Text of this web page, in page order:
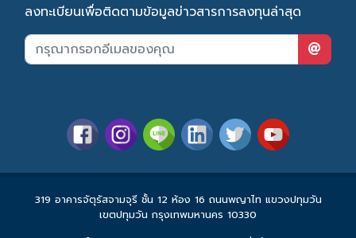
ลงทะเบียนเพื่อติดตามข้อมูลข่าวสารการลงทุนล่าสุด
319 อาคารจัตุรัสจามจุรี ชั้น 12 ห้อง 16 ถนนพญาไท แขวงปทุมวัน
เขตปทุมวัน กรุงเทพมหานคร 10330